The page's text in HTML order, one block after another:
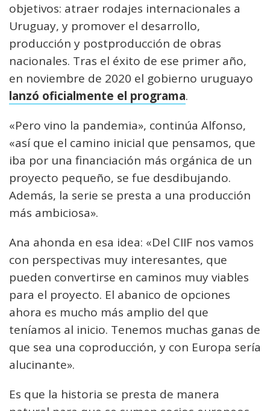
objetivos: atraer rodajes internacionales a
Uruguay, y promover el desarrollo,
producción y postproducción de obras
nacionales. Tras el éxito de ese primer año,
en noviembre de 2020 el gobierno uruguayo
lanzó oficialmente el programa.
«Pero vino la pandemia», continúa Alfonso,
«así que el camino inicial que pensamos, que
iba por una financiación más orgánica de un
proyecto pequeño, se fue desdibujando.
Además, la serie se presta a una producción
más ambiciosa».
Ana ahonda en esa idea: «Del CIIF nos vamos
con perspectivas muy interesantes, que
pueden convertirse en caminos muy viables
para el proyecto. El abanico de opciones
ahora es mucho más amplio del que
teníamos al inicio. Tenemos muchas ganas de
que sea una coproducción, y con Europa sería
alucinante».
Es que la historia se presta de manera